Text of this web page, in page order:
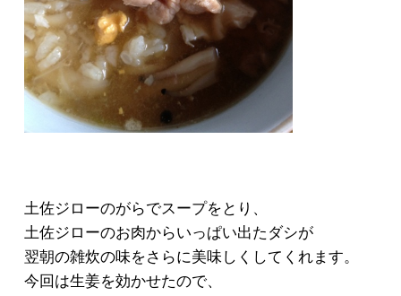
土佐ジローのがらでスープをとり、
土佐ジローのお肉からいっぱい出たダシが
翌朝の雑炊の味をさらに美味しくしてくれます。
今回は生姜を効かせたので、